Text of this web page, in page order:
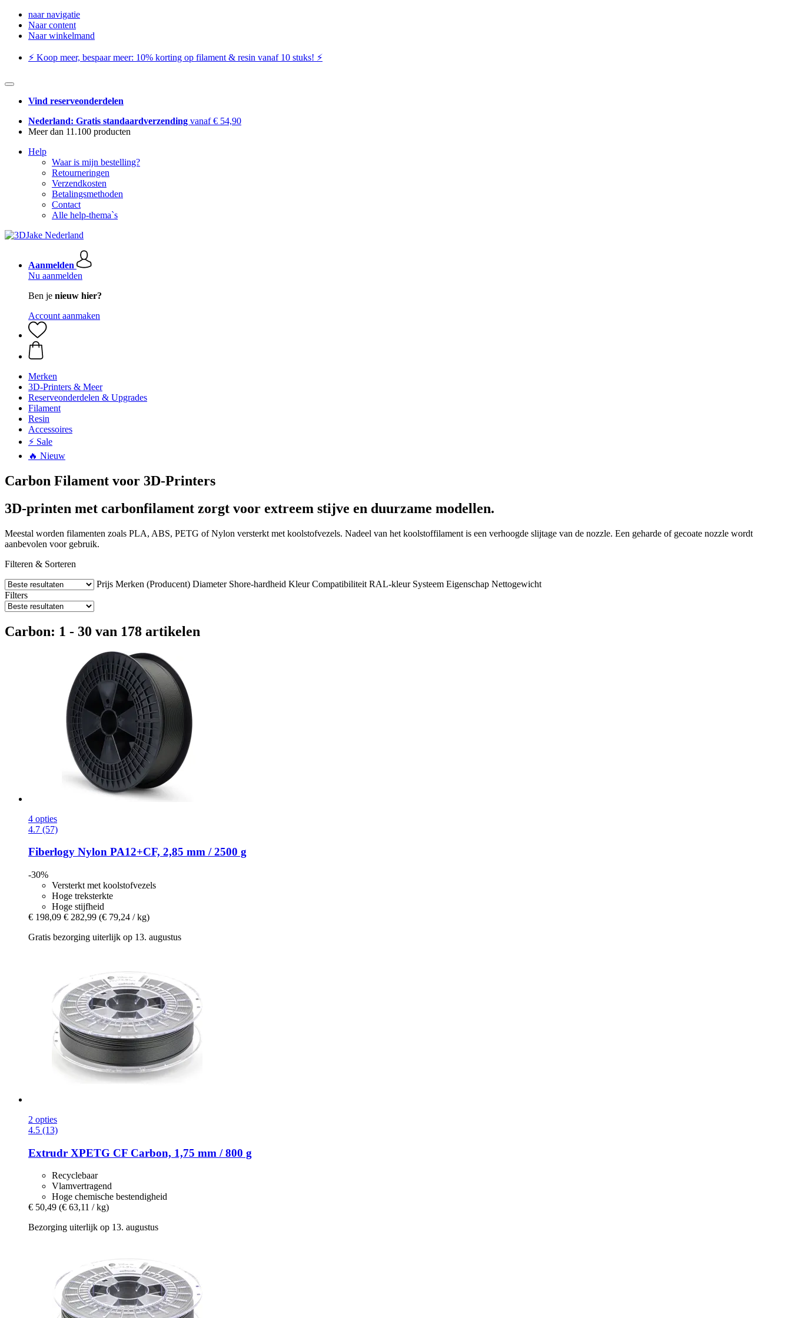
naar navigatie
Naar content
Naar winkelmand
⚡️ Koop meer, bespaar meer: ​​10% korting op filament & resin vanaf 10 stuks! ⚡️
Vind reserveonderdelen
Nederland: Gratis standaardverzending vanaf € 54,90
Meer dan 11.100 producten
Help
Waar is mijn bestelling?
Retourneringen
Verzendkosten
Betalingsmethoden
Contact
Alle help-thema`s
Aanmelden
Nu aanmelden
Ben je nieuw hier?
Account aanmaken
Merken
3D-Printers & Meer
Reserveonderdelen & Upgrades
Filament
Resin
Accessoires
⚡ Sale
🔥 Nieuw
Carbon Filament voor 3D-Printers
3D-printen met carbonfilament zorgt voor extreem stijve en duurzame modellen.
Meestal worden filamenten zoals PLA, ABS, PETG of Nylon versterkt met koolstofvezels. Nadeel van het koolstoffilament is een verhoogde slijtage van de nozzle. Een geharde of gecoate nozzle wordt
aanbevolen voor gebruik.
Filteren & Sorteren
Prijs Merken (Producent) Diameter Shore-hardheid Kleur Compatibiliteit RAL-kleur Systeem Eigenschap Nettogewicht
Filters
Carbon: 1 - 30 van 178 artikelen
4 opties
4.7 (57)
Fiberlogy Nylon PA12+CF, 2,85 mm / 2500 g
-30%
Versterkt met koolstofvezels
Hoge treksterkte
Hoge stijfheid
€ 198,09 € 282,99 (€ 79,24 / kg)
Gratis bezorging uiterlijk op 13. augustus
2 opties
4.5 (13)
Extrudr XPETG CF Carbon, 1,75 mm / 800 g
Recyclebaar
Vlamvertragend
Hoge chemische bestendigheid
€ 50,49 (€ 63,11 / kg)
Bezorging uiterlijk op 13. augustus